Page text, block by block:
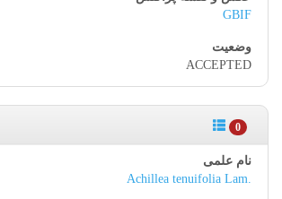
GBIF
ACCEPTED
0
Achillea tenuifolia Lam.